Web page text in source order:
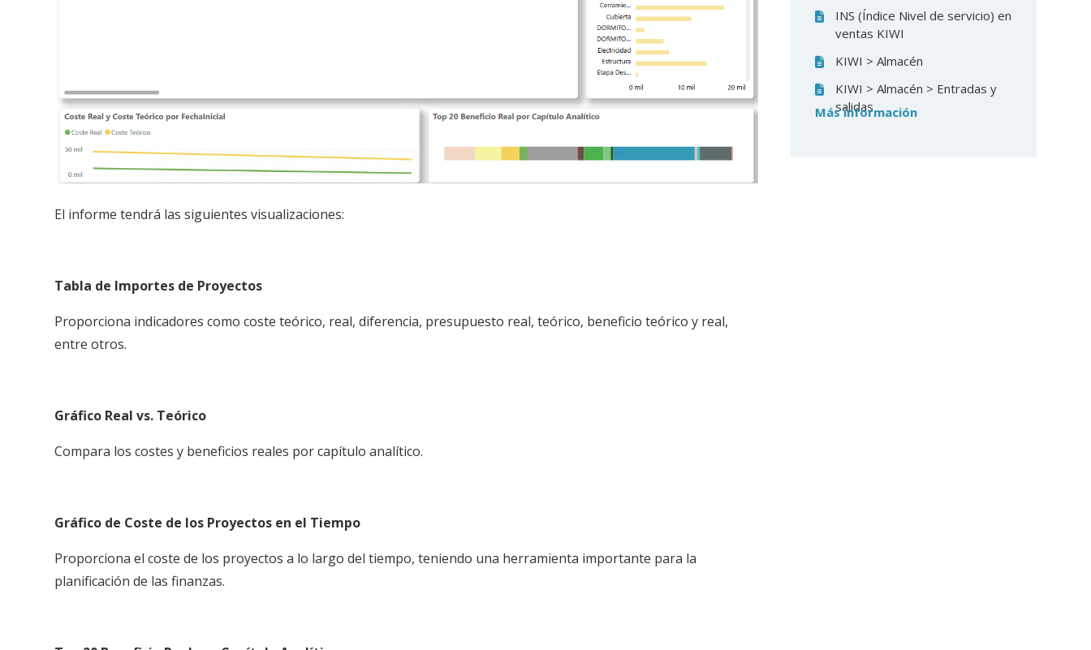
INS (Índice Nivel de servicio) en
ventas KIWI
KIWI > Almacén
KIWI > Almacén > Entradas y
salidas
Más información
El informe tendrá las siguientes visualizaciones:
Tabla de Importes de Proyectos
Proporciona indicadores como coste teórico, real, diferencia, presupuesto real, teórico, beneficio teórico y real,
entre otros.
Gráfico Real vs. Teórico
Compara los costes y beneficios reales por capítulo analítico.
Gráfico de Coste de los Proyectos en el Tiempo
Proporciona el coste de los proyectos a lo largo del tiempo, teniendo una herramienta importante para la
planificación de las finanzas.